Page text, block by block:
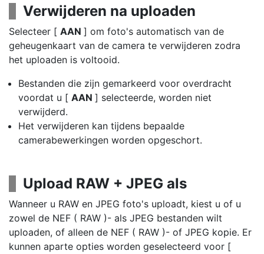
Verwijderen na uploaden
Selecteer [ AAN ] om foto's automatisch van de
geheugenkaart van de camera te verwijderen zodra
het uploaden is voltooid.
Bestanden die zijn gemarkeerd voor overdracht
voordat u [ AAN ] selecteerde, worden niet
verwijderd.
Het verwijderen kan tijdens bepaalde
camerabewerkingen worden opgeschort.
Upload RAW + JPEG als
Wanneer u RAW en JPEG foto's uploadt, kiest u of u
zowel de NEF ( RAW )- als JPEG bestanden wilt
uploaden, of alleen de NEF ( RAW )- of JPEG kopie. Er
kunnen aparte opties worden geselecteerd voor [